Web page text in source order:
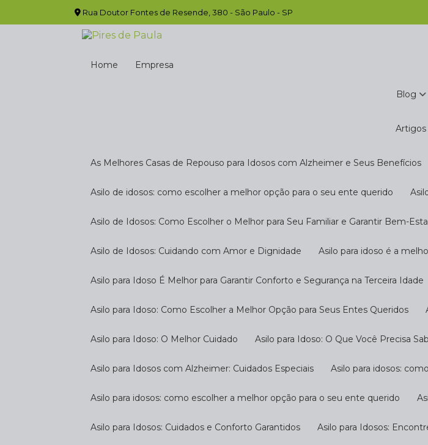
Rua Doutor Fontes de Resende, 380 - São Paulo - SP
Home Empresa
Blog
Artigos
As Melhores Casas de Repouso para Idosos com Alzheimer e Seus Benefícios
Asilo de idosos: como escolher a melhor opção para o seu ente querido
Asilo de Idosos: Como Escolher o Melhor para Seu Familiar e Garantir Bem-
Asilo de Idosos: Cuidando com Amor e Dignidade Asilo para idoso é a
Asilo para Idoso É Melhor para Garantir Conforto e Segurança na Terceira Idade
Asilo para Idoso: Como Escolher a Melhor Opção para Seus Entes Queridos
Asilo para Idoso: O Melhor Cuidado Asilo para Idoso: O Que Você Precisa
Asilo para Idosos com Alzheimer: Cuidados Especiais Asilo para idosos:
Asilo para idosos: como escolher a melhor opção para o seu ente querido
Asilo para Idosos: Cuidados e Conforto Garantidos Asilo para Idosos: